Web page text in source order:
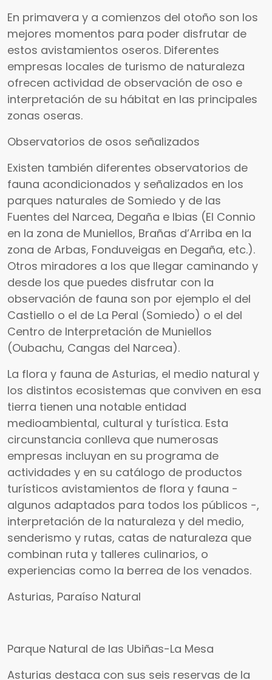
En primavera y a comienzos del otoño son los
mejores momentos para poder disfrutar de
estos avistamientos oseros. Diferentes
empresas locales de turismo de naturaleza
ofrecen actividad de observación de oso e
interpretación de su hábitat en las principales
zonas oseras.
Observatorios de osos señalizados
Existen también diferentes observatorios de
fauna acondicionados y señalizados en los
parques naturales de Somiedo y de las
Fuentes del Narcea, Degaña e Ibias (El Connio
en la zona de Muniellos, Brañas d’Arriba en la
zona de Arbas, Fonduveigas en Degaña, etc.).
Otros miradores a los que llegar caminando y
desde los que puedes disfrutar con la
observación de fauna son por ejemplo el del
Castiello o el de La Peral (Somiedo) o el del
Centro de Interpretación de Muniellos
(Oubachu, Cangas del Narcea).
La flora y fauna de Asturias, el medio natural y
los distintos ecosistemas que conviven en esa
tierra tienen una notable entidad
medioambiental, cultural y turística. Esta
circunstancia conlleva que numerosas
empresas incluyan en su programa de
actividades y en su catálogo de productos
turísticos avistamientos de flora y fauna -
algunos adaptados para todos los públicos -,
interpretación de la naturaleza y del medio,
senderismo y rutas, catas de naturaleza que
combinan ruta y talleres culinarios, o
experiencias como la berrea de los venados.
Asturias, Paraíso Natural
Parque Natural de las Ubiñas-La Mesa
Asturias destaca con sus seis reservas de la